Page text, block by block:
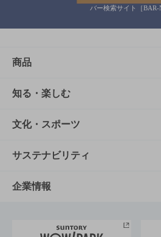
バー検索サイト［BAR-
商品
商品TOP
商品一覧
商品発売情報
栄養成分一覧
知る・楽しむ
知る・楽しむTOP
キャンペーン
工場見学
文化・スポーツ
文化・スポーツTOP
サントリーホール
サステナビリティ
サステナビリティTOP
企業情報